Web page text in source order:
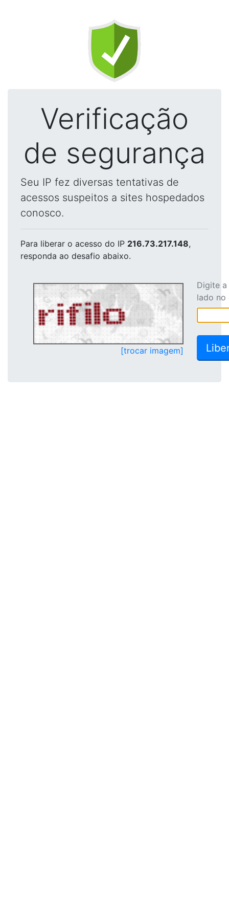
Verificação
de segurança
Seu IP fez diversas tentativas de
acessos suspeitos a sites hospedados
conosco.
Para liberar o acesso do IP 216.73.217.148,
responda ao desafio abaixo.
[trocar imagem]
Digite
lado no